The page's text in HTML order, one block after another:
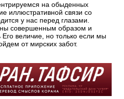
на обыденных
иллюстративной связи со
у нас перед глазами.
совершенным образом и
Его величие, но только если мы
от мирских забот.